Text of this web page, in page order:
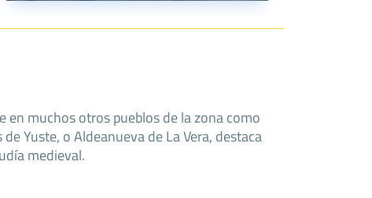
en muchos otros pueblos de la zona como
de Yuste, o Aldeanueva de La Vera, destaca
medieval.